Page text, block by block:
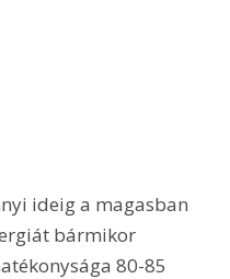
ideig a magasban
bármikor
80-85